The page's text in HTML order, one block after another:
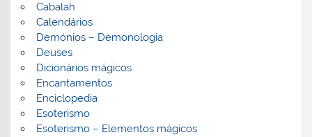
Cabalah
Calendários
Demónios – Demonologia
Deuses
Dicionários mágicos
Encantamentos
Enciclopedia
Esoterismo
Esoterismo – Elementos mágicos